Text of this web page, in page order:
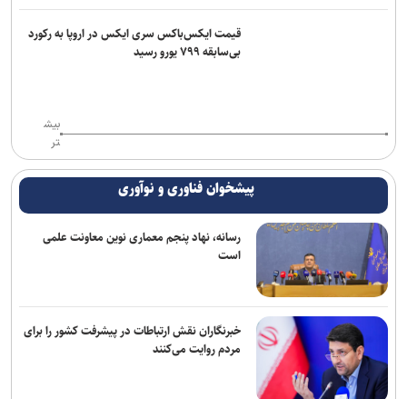
قیمت ایکس‌باکس سری ایکس در اروپا به رکورد
بی‌سابقه ۷۹۹ یورو رسید
بیش
تر
پیشخوان فناوری و نوآوری
رسانه، نهاد پنجم معماری نوین معاونت علمی
است
خبرنگاران نقش ارتباطات در پیشرفت کشور را برای
مردم روایت می‌کنند